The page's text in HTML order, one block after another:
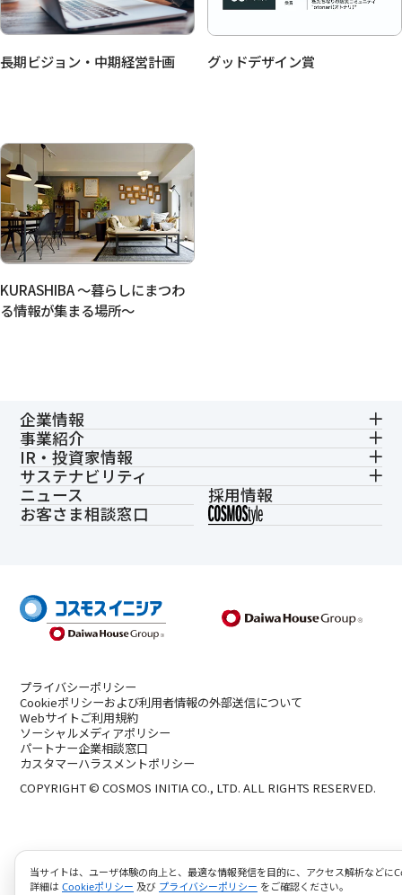
長期ビジョン・中期経営計画 グッドデザイン賞
KURASHIBA 〜暮らしにまつわ
る情報が集まる場所〜
企業情報
事業紹介
IR・投資家情報
サステナビリティ
ニュース
採用情報
お客さま相談窓口
プライバシーポリシー
Cookieポリシーおよび利用者情報の外部送信について
Webサイトご利用規約
ソーシャルメディアポリシー
パートナー企業相談窓口
カスタマーハラスメントポリシー
COPYRIGHT © COSMOS INITIA CO., LTD. ALL RIGHTS RESERVED.
当サイトは、ユーザ体験の向上と、最適な情報発信を目的に、アクセス解析などに
詳細は Cookieポリシー 及び プライバシーポリシー をご確認ください。